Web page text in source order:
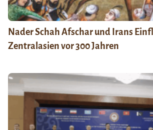
Nader Schah Afschar und Irans
Zentralasien vor 300 Jahren